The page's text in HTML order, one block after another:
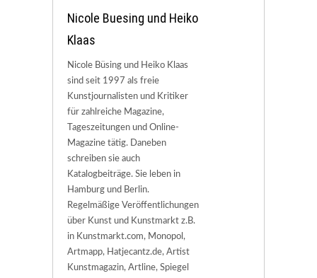
Nicole Buesing und Heiko
Klaas
Nicole Büsing und Heiko Klaas
sind seit 1997 als freie
Kunstjournalisten und Kritiker
für zahlreiche Magazine,
Tageszeitungen und Online-
Magazine tätig. Daneben
schreiben sie auch
Katalogbeiträge. Sie leben in
Hamburg und Berlin.
Regelmäßige Veröffentlichungen
über Kunst und Kunstmarkt z.B.
in Kunstmarkt.com, Monopol,
Artmapp, Hatjecantz.de, Artist
Kunstmagazin, Artline, Spiegel